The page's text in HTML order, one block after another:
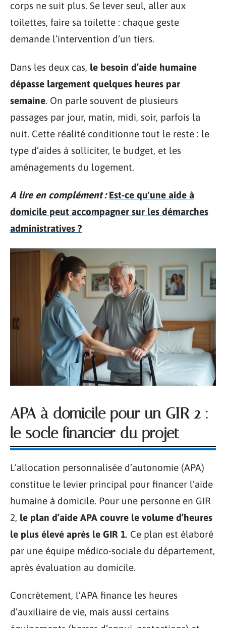
corps ne suit plus. Se lever seul, aller aux
toilettes, faire sa toilette : chaque geste
demande l’intervention d’un tiers.
Dans les deux cas, le besoin d’aide humaine
dépasse largement quelques heures par
semaine. On parle souvent de plusieurs
passages par jour, matin, midi, soir, parfois la
nuit. Cette réalité conditionne tout le reste : le
type d’aides à solliciter, le budget, et les
aménagements du logement.
A lire en complément : Est-ce qu'une aide à
domicile peut accompagner sur les démarches
administratives ?
APA à domicile pour un GIR 2 :
le socle financier du projet
L’allocation personnalisée d’autonomie (APA)
constitue le levier principal pour financer l’aide
humaine à domicile. Pour une personne en GIR
2, le plan d’aide APA couvre le volume d’heures
le plus élevé après le GIR 1. Ce plan est élaboré
par une équipe médico-sociale du département,
après évaluation au domicile.
Concrètement, l’APA finance les heures
d’auxiliaire de vie, mais aussi certains